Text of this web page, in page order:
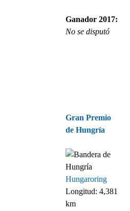
Ganador 2017:
No se disputó
Gran Premio
de Hungría
Hungaroring
Longitud: 4,381
km